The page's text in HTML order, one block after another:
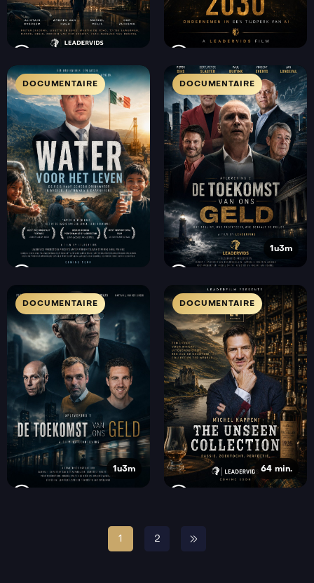
DOCUMENTAIRE DOCUMENTAIRE
1u3m
DOCUMENTAIRE
1u3m
DOCUMENTAIRE
64 min.
1 2